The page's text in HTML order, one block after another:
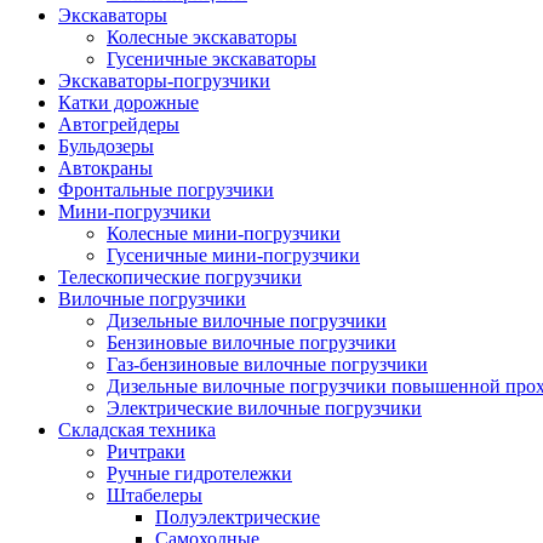
Экскаваторы
Колесные экскаваторы
Гусеничные экскаваторы
Экскаваторы-погрузчики
Катки дорожные
Автогрейдеры
Бульдозеры
Автокраны
Фронтальные погрузчики
Мини-погрузчики
Колесные мини-погрузчики
Гусеничные мини-погрузчики
Телескопические погрузчики
Вилочные погрузчики
Дизельные вилочные погрузчики
Бензиновые вилочные погрузчики
Газ-бензиновые вилочные погрузчики
Дизельные вилочные погрузчики повышенной
Электрические вилочные погрузчики
Складская техника
Ричтраки
Ручные гидротележки
Штабелеры
Полуэлектрические
Самоходные